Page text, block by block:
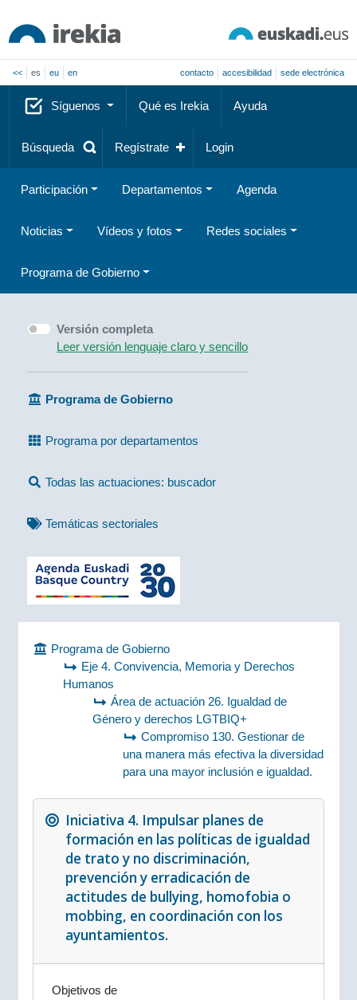
<< es eu en contacto accesibilidad sede electrónica
Síguenos Qué es Irekia Ayuda
Búsqueda Regístrate Login
Participación Departamentos Agenda
Noticias Vídeos y fotos Redes sociales
Programa de Gobierno
Versión completa
Leer versión lenguaje claro y sencillo
Programa de Gobierno
Programa por departamentos
Todas las actuaciones: buscador
Temáticas sectoriales
Programa de Gobierno
Eje 4. Convivencia, Memoria y Derechos
Humanos
Área de actuación 26. Igualdad de
Género y derechos LGTBIQ+
Compromiso 130. Gestionar de
una manera más efectiva la diversidad
para una mayor inclusión e igualdad.
Iniciativa 4. Impulsar planes de
formación en las políticas de igualdad
de trato y no discriminación,
prevención y erradicación de
actitudes de bullying, homofobia o
mobbing, en coordinación con los
ayuntamientos.
Objetivos de